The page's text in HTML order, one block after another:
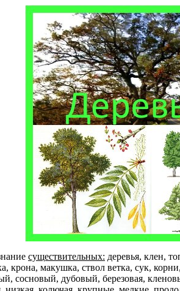
существительных: деревья, клен,
макушка, ствол ветка, сук,
сосно­вый, дубовый, березовая,